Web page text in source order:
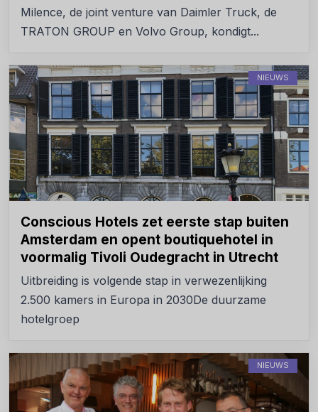
Milence, de joint venture van Daimler Truck, de
TRATON GROUP en Volvo Group, kondigt...
NIEUWS
Conscious Hotels zet eerste stap buiten
Amsterdam en opent boutiquehotel in
voormalig Tivoli Oudegracht in Utrecht
Uitbreiding is volgende stap in verwezenlijking
2.500 kamers in Europa in 2030De duurzame
hotelgroep
NIEUWS